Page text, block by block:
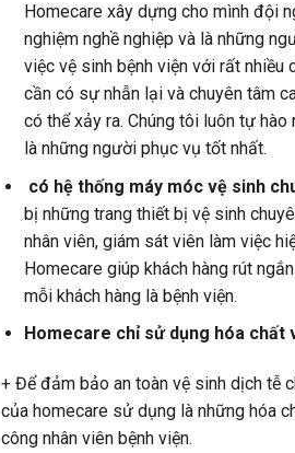
Homecare xây dựng cho mình đội
nghiệm nghề nghiệp và là những
việc vệ sinh bệnh viện với rất nhiều
cần có sự nhẫn lại và chuyên tâm
có thể xảy ra. Chúng tôi luôn tự
là những người phục vụ tốt nhất.
có hệ thống máy móc vệ sinh
bị những trang thiết bị vệ sinh
nhân viên, giám sát viên làm việc
Homecare giúp khách hàng rút
mỗi khách hàng là bệnh viện.
Homecare chỉ sử dụng hóa
+ Để đảm bảo an toàn vệ sinh dịch tễ
của homecare sử dụng là những hóa
công nhân viên bệnh viện.